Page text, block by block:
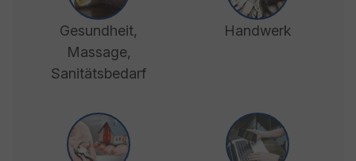
Gesundheit,
Massage,
Sanitätsbedarf
Handwerk